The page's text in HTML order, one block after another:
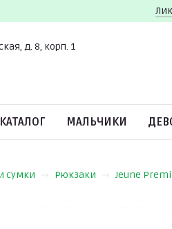
д. 8, корп. 1
КАТАЛОГ МАЛЬЧИКИ
сумки Рюкзаки Jeune